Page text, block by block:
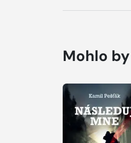
Mohlo
Přehrát
ukázku